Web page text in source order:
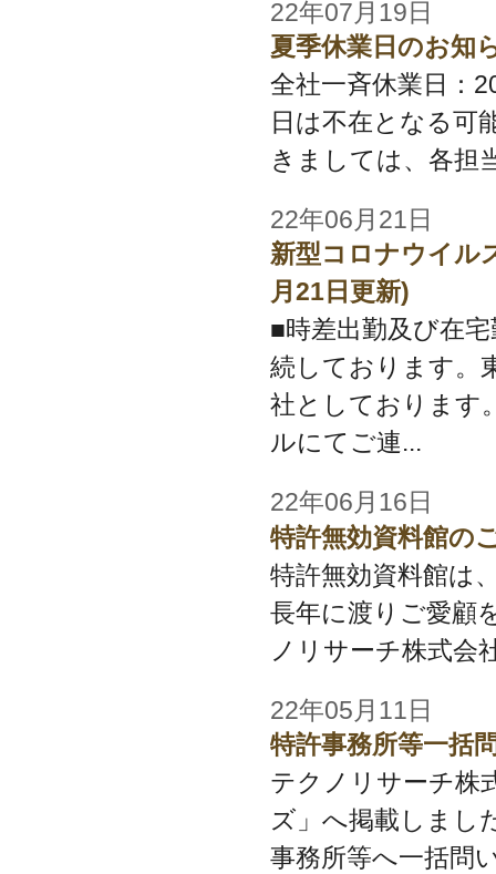
22年07月19日
夏季休業日のお知
全社一斉休業日：
日は不在となる可
きましては、各担
22年06月21日
新型コロナウイル
月21日更新)
■時差出勤及び在
続しております。
社としております
ルにてご連...
22年06月16日
特許無効資料館の
特許無効資料館は
長年に渡りご愛顧
ノリサーチ株式会
22年05月11日
特許事務所等一括
テクノリサーチ株
ズ」へ掲載しまし
事務所等へ一括問